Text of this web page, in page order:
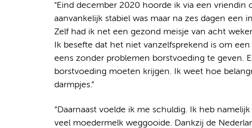
"Eind december 2020 hoorde ik via een vriendin
aanvankelijk stabiel was maar na zes dagen een
Zelf had ik net een gezond meisje van acht
Ik besefte dat het niet vanzelfsprekend is om
eens zonder problemen borstvoeding te geven.
borstvoeding moeten krijgen. Ik weet hoe
darmpjes.”
“Daarnaast voelde ik me schuldig. Ik heb
veel moedermelk weggooide. Dankzij de